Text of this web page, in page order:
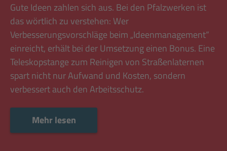
Gute Ideen zahlen sich aus. Bei den Pfalzwerken ist
das wörtlich zu verstehen: Wer
Verbesserungsvorschläge beim „Ideenmanagement“
einreicht, erhält bei der Umsetzung einen Bonus. Eine
Teleskopstange zum Reinigen von Straßenlaternen
spart nicht nur Aufwand und Kosten, sondern
verbessert auch den Arbeitsschutz.
Mehr lesen